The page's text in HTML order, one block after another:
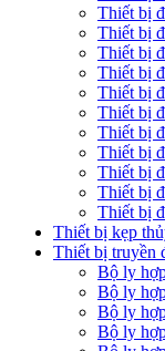
Thiết bị
Thiết bị
Thiết bị
Thiết bị
Thiết bị
Thiết bị
Thiết bị
Thiết bị
Thiết bị
Thiết bị
Thiết bị
Thiết bị kẹp
Thiết bị truyền
Bộ ly
Bộ ly
Bộ ly
Bộ ly